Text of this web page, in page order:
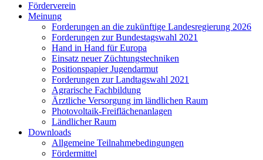
Förderverein
Meinung
Forderungen an die zukünftige Landesregierung 2026
Forderungen zur Bundestagswahl 2021
Hand in Hand für Europa
Einsatz neuer Züchtungstechniken
Positionspapier Jugendarmut
Forderungen zur Landtagswahl 2021
Agrarische Fachbildung
Ärztliche Versorgung im ländlichen Raum
Photovoltaik-Freiflächenanlagen
Ländlicher Raum
Downloads
Allgemeine Teilnahmebedingungen
Fördermittel